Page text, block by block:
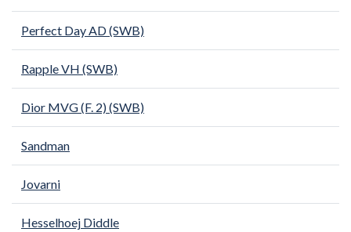
Perfect Day AD (SWB)
Rapple VH (SWB)
Dior MVG (F. 2) (SWB)
Sandman
Jovarni
Hesselhoej Diddle